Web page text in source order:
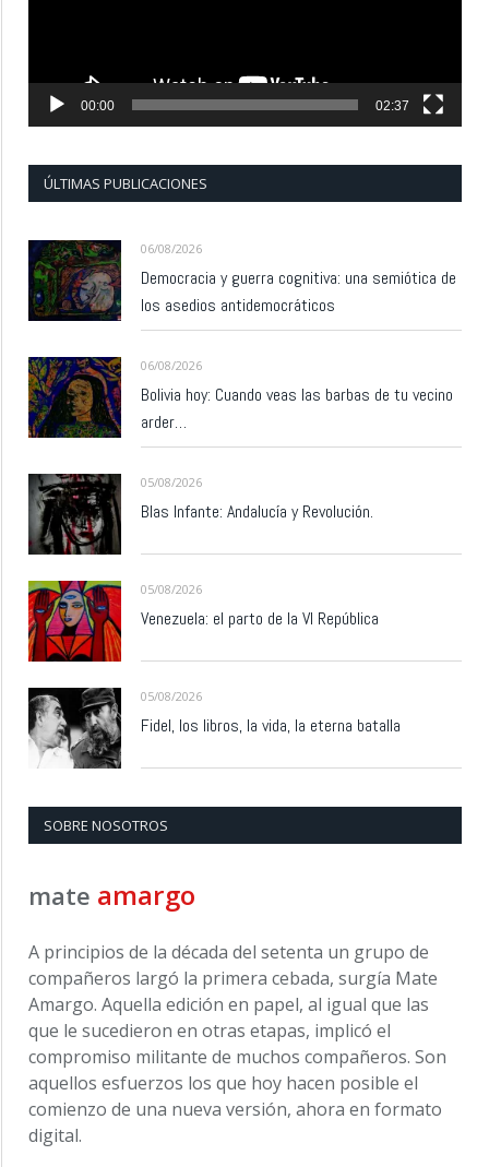
00:00 02:37
ÚLTIMAS PUBLICACIONES
06/08/2026
Democracia y guerra cognitiva: una semiótica de
los asedios antidemocráticos
06/08/2026
Bolivia hoy: Cuando veas las barbas de tu vecino
arder…
05/08/2026
Blas Infante: Andalucía y Revolución.
05/08/2026
Venezuela: el parto de la VI República
05/08/2026
Fidel, los libros, la vida, la eterna batalla
SOBRE NOSOTROS
mate amargo
A principios de la década del setenta un grupo de
compañeros largó la primera cebada, surgía Mate
Amargo. Aquella edición en papel, al igual que las
que le sucedieron en otras etapas, implicó el
compromiso militante de muchos compañeros. Son
aquellos esfuerzos los que hoy hacen posible el
comienzo de una nueva versión, ahora en formato
digital.